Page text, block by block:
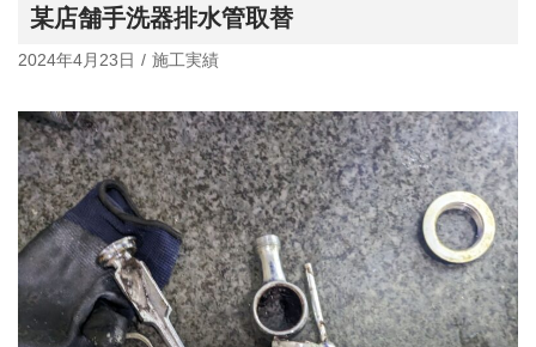
キ
ッ
某店舗手洗器排水管取替
2024年4月23日 施工実績